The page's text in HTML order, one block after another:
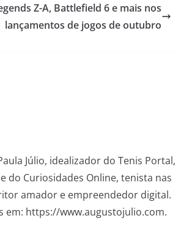
Z-A, Battlefield 6 e mais nos
lançamentos de jogos de outubro
Júlio, idealizador do Tenis Portal,
do Curiosidades Online, tenista nas
amador e empreendedor digital.
em: https://www.augustojulio.com.